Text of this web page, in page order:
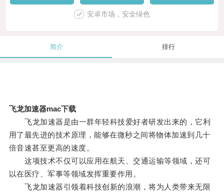
安卓市场，安全绿色
简介 排行
飞龙加速器mac下载
飞龙加速器是由一群年轻科技爱好者研发出来的，它利
用了最先进的技术原理，能够在微秒之间将物体加速到几十
倍音速甚至更高的速度。
这项技术不仅可以应用在航天、交通运输等领域，还可
以在医疗、军事等领域发挥重要作用。
飞龙加速器引领着科技创新的浪潮，将为人类带来无限